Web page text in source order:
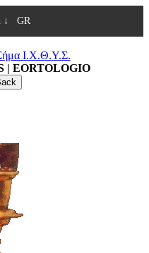
↓ GR
| EORTOLOGIO